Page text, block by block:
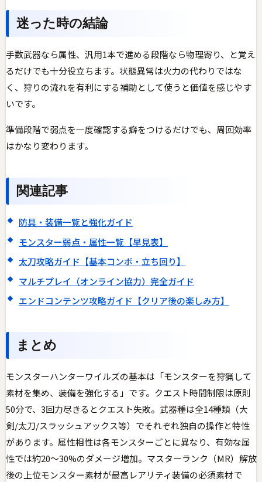
迷った時の結論
手数武器なら属性、汎用1本で進める段階なら物理寄り、と覚え
るだけでも十分役立ちます。状態異常は火力の代わりではな
く、狩りの流れを有利にする補助として使うと価値を感じやす
いです。
準備段階で弱点を一度確認する癖をつけるだけでも、周回効率
はかなり変わります。
関連記事
防具・装備一覧と強化ガイド
モンスター弱点・属性一覧【早見表】
太刀攻略ガイド【基本コンボ・立ち回り】
マルチプレイ（オンライン協力）完全ガイド
エンドコンテンツ攻略ガイド【クリア後の楽しみ方】
まとめ
モンスターハンターワイルズの基本は「モンスターを狩猟して
素材を集め、装備を強化する」です。クエスト時間制限は原則
50分で、3回力尽きるとクエスト失敗。武器種は全14種類（大
剣/太刀/スラッシュアックス等）でそれぞれ独自の操作と特性
があります。属性相性は各モンスターごとに異なり、有効な属
性では約20〜30%のダメージ増加。マスターランク（MR）解放
後の上位モンスター素材が最高レアリティ装備の必須素材で